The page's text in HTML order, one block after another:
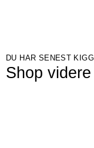
DU HAR SENEST
Shop videre